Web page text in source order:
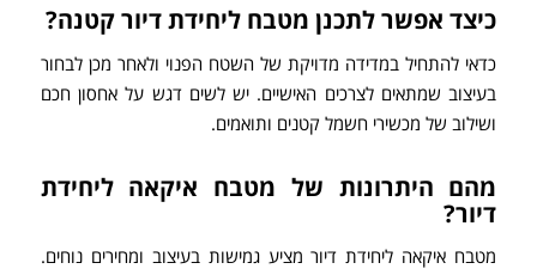
כיצד אפשר לתכנן מטבח ליחידת דיור קטנה?
כדאי להתחיל במדידה מדויקת של השטח הפנוי ולאחר מכן לבחור
בעיצוב שמתאים לצרכים האישיים. יש לשים דגש על אחסון חכם
ושילוב של מכשירי חשמל קטנים ותואמים.
מהם היתרונות של מטבח איקאה ליחידת
דיור?
מטבח איקאה ליחידת דיור מציע גמישות בעיצוב ומחירים נוחים.